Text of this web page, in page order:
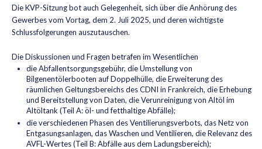
Die KVP-Sitzung bot auch Gelegenheit, sich über die Anhörung des
Gewerbes vom Vortag, dem 2. Juli 2025, und deren wichtigste
Schlussfolgerungen auszutauschen.
Die Diskussionen und Fragen betrafen im Wesentlichen
die Abfallentsorgungsgebühr, die Umstellung von
Bilgenentölerbooten auf Doppelhülle, die Erweiterung des
räumlichen Geltungsbereichs des CDNI in Frankreich, die Erhebung
und Bereitstellung von Daten, die Verunreinigung von Altöl im
Altöltank (Teil A: öl- und fetthaltige Abfälle);
die verschiedenen Phasen des Ventilierungsverbots, das Netz von
Entgasungsanlagen, das Waschen und Ventilieren, die Relevanz des
AVFL-Wertes (Teil B: Abfälle aus dem Ladungsbereich);